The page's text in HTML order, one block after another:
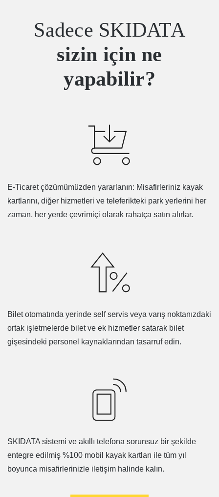
Sadece SKIDATA
sizin için ne
yapabilir?
E-Ticaret çözümümüzden yararlanın: Misafirleriniz kayak
kartlarını, diğer hizmetleri ve teleferikteki park yerlerini her
zaman, her yerde çevrimiçi olarak rahatça satın alırlar.
Bilet otomatında yerinde self servis veya varış noktanızdaki
ortak işletmelerde bilet ve ek hizmetler satarak bilet
gişesindeki personel kaynaklarından tasarruf edin.
SKIDATA sistemi ve akıllı telefona sorunsuz bir şekilde
entegre edilmiş %100 mobil kayak kartları ile tüm yıl
boyunca misafirlerinizle iletişim halinde kalın.